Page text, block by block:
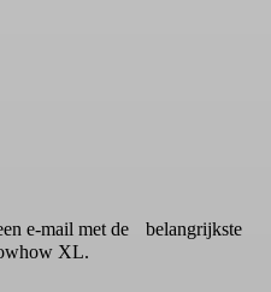
e-mail met de belangrijkste
XL.